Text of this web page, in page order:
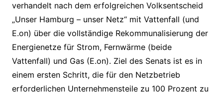
verhandelt nach dem erfolgreichen Volksentscheid
„Unser Hamburg – unser Netz“ mit Vattenfall (und
E.on) über die vollständige Rekommunalisierung der
Energienetze für Strom, Fernwärme (beide
Vattenfall) und Gas (E.on). Ziel des Senats ist es in
einem ersten Schritt, die für den Netzbetrieb
erforderlichen Unternehmensteile zu 100 Prozent zu